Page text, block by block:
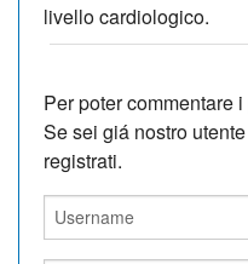
livello cardiologico.
Per poter commentare
Se sei giá nostro
registrati.